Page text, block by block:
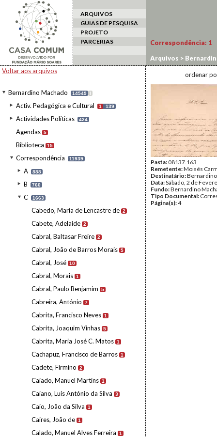
ARQUIVOS
GUIAS DE PESQUISA
PROJETO
PARCERIAS
Voltar aos arquivos
Bernardino Machado 14549 I
Activ. Pedagógica e Cultural 1 139
Actividades Políticas 424
Agendas 5
Biblioteca 15
Correspondência 11939
A 888
B 760
C 1663
Cabedo, Maria de Lencastre de 2
Cabete, Adelaide 2
Cabral, Baltasar Freire 2
Cabral, João de Barros Morais 5
Cabral, José 10
Cabral, Morais 1
Cabral, Paulo Benjamim 5
Cabreira, António 7
Cabrita, Francisco Neves 1
Cabrita, Joaquim Vinhas 5
Cabrita, Maria José C. Matos 1
Cachapuz, Francisco de Barros 1
Cadete, Firmino 2
Caiado, Manuel Martins 1
Caiano, Luís António da Silva 3
Caio, João da Silva 1
Caires, João de 1
Calado, Manuel Alves Ferreira 1
Correspondência: 1
Arquivos >
ordenar
Pasta:08137.163
Remetente:Moisés
Destinatário:
Data:Sábado, 2 de
Fundo:Bernardino
Tipo Documental:
Página(s):4